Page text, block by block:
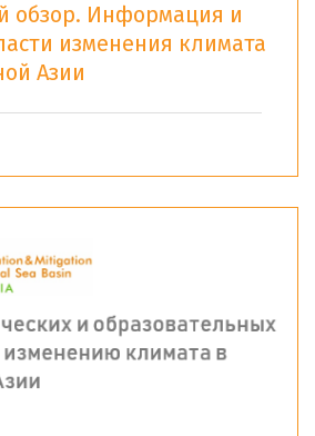
обзор. Информация и
изменения климата
Азии